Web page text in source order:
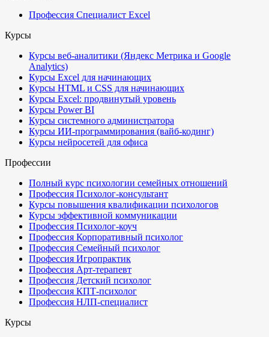
Профессия Специалист Excel
Курсы
Курсы веб-аналитики (Яндекс Метрика и Google
Analytics)
Курсы Excel для начинающих
Курсы HTML и CSS для начинающих
Курсы Excel: продвинутый уровень
Курсы Power BI
Курсы системного администратора
Курсы ИИ-программирования (вайб-кодинг)
Курсы нейросетей для офиса
Профессии
Полный курс психологии семейных отношений
Профессия Психолог-консультант
Курсы повышения квалификации психологов
Курсы эффективной коммуникации
Профессия Психолог-коуч
Профессия Корпоративный психолог
Профессия Семейный психолог
Профессия Игропрактик
Профессия Арт-терапевт
Профессия Детский психолог
Профессия КПТ-психолог
Профессия НЛП-специалист
Курсы